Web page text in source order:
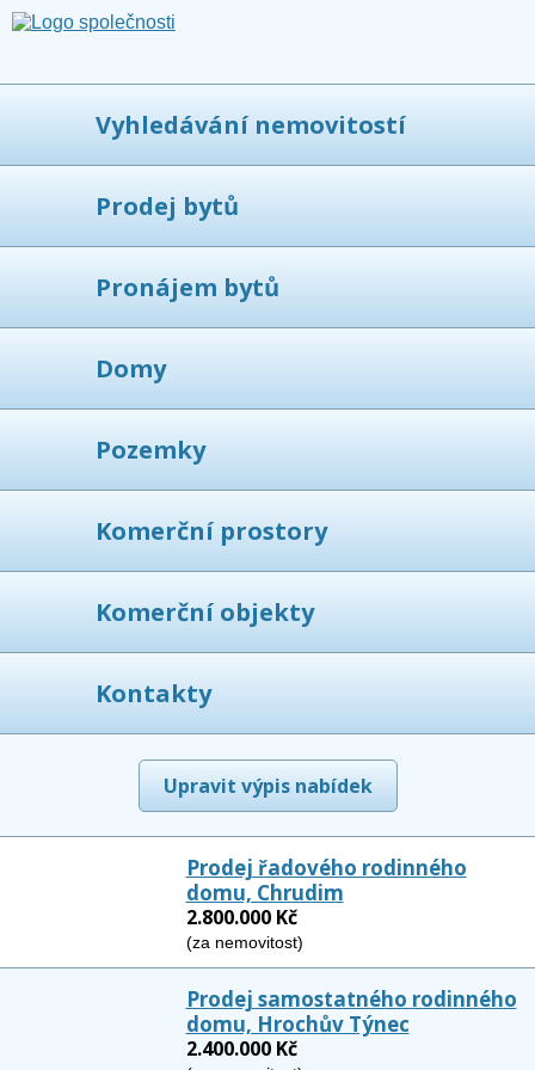
Vyhledávání nemovitostí
Prodej bytů
Pronájem bytů
Domy
Pozemky
Komerční prostory
Komerční objekty
Kontakty
Upravit výpis nabídek
Prodej řadového rodinného
domu, Chrudim
2.800.000 Kč
(za nemovitost)
Prodej samostatného rodinného
domu, Hrochův Týnec
2.400.000 Kč